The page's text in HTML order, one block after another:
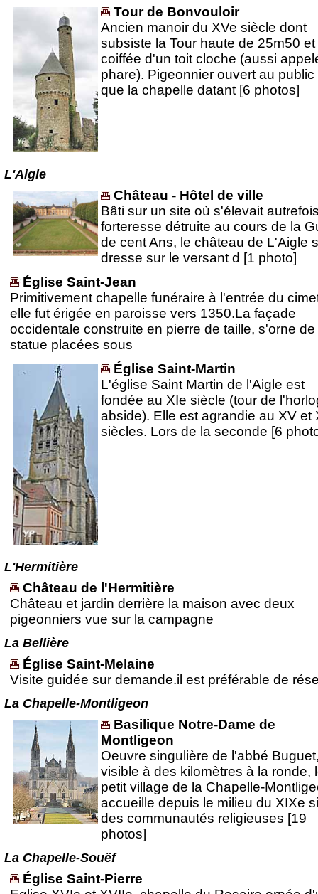
Tour de Bonvouloir
Ancien manoir du XVe siècle dont
subsiste la Tour haute de 25m50 et
coiffée d'un toit cloche (aussi
phare). Pigeonnier ouvert au public
que la chapelle datant [6 photos]
L'Aigle
Château - Hôtel de ville
Bâti sur un site où s'élevait
forteresse détruite au cours de la
de cent Ans, le château de L'Aigle
dresse sur le versant d [1 photo]
Église Saint-Jean
Primitivement chapelle funéraire à l'entrée du
elle fut érigée en paroisse vers 1350.La façade
occidentale construite en pierre de taille, s'orne de
statue placées sous
Église Saint-Martin
L'église Saint Martin de l'Aigle est
fondée au XIe siècle (tour de
abside). Elle est agrandie au XV et
siècles. Lors de la seconde [6
L'Hermitière
Château de l'Hermitière
Château et jardin derrière la maison avec deux
pigeonniers vue sur la campagne
La Bellière
Église Saint-Melaine
Visite guidée sur demande.il est préférable de
La Chapelle-Montligeon
Basilique Notre-Dame de
Montligeon
Oeuvre singulière de l'abbé
visible à des kilomètres à la ronde,
petit village de la Chapelle-
accueille depuis le milieu du XIXe
des communautés religieuses [19
photos]
La Chapelle-Souëf
Église Saint-Pierre